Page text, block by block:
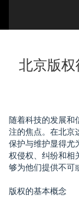
北京版
随着科技的发展和
注的焦点。在北京
保护与维护显得尤
权侵权、纠纷和相
够为他们提供不可
版权的基本概念